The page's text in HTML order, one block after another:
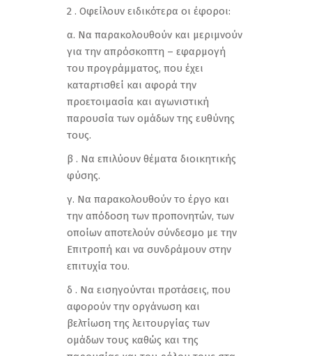
2 . Οφείλουν ειδικότερα οι έφοροι:
α. Να παρακολουθούν και μεριμνούν
για την απρόσκοπτη – εφαρμογή
του προγράμματος, που έχει
καταρτισθεί και αφορά την
προετοιμασία και αγωνιστική
παρουσία των ομάδων της ευθύνης
τους.
β . Να επιλύουν θέματα διοικητικής
φύσης.
γ. Να παρακολουθούν το έργο και
την απόδοση των προπονητών, των
οποίων αποτελούν σύνδεσμο με την
Επιτροπή και να συνδράμουν στην
επιτυχία του.
δ . Να εισηγούνται προτάσεις, που
αφορούν την οργάνωση και
βελτίωση της λειτουργίας των
ομάδων τους καθώς και της